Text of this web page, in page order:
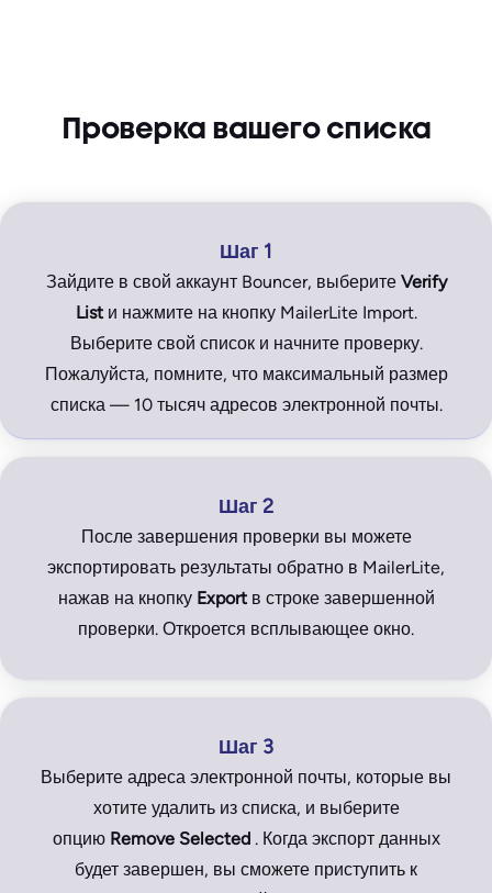
Проверка вашего списка
Шаг 1
Зайдите в свой аккаунт Bouncer, выберите Verify
Listи нажмите на кнопку MailerLite Import.
Выберите свой список и начните проверку.
Пожалуйста, помните, что максимальный размер
списка — 10 тысяч адресов электронной почты.
Шаг 2
После завершения проверки вы можете
экспортировать результаты обратно в MailerLite,
нажав на кнопку Exportв строке завершенной
проверки. Откроется всплывающее окно.
Шаг 3
Выберите адреса электронной почты, которые вы
хотите удалить из списка, и выберите
опцию Remove Selected . Когда экспорт данных
будет завершен, вы сможете приступить к